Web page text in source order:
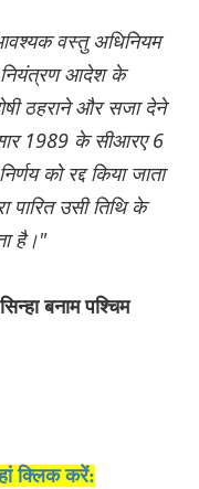
वस्तु अधिनियम
नियंत्रण आदेश के
ठहराने और सजा देने
1989 के सीआरए 6
को रद्द किया जाता
पारित उसी तिथि के
है।"
बनाम पश्चिम
क्लिक करें: